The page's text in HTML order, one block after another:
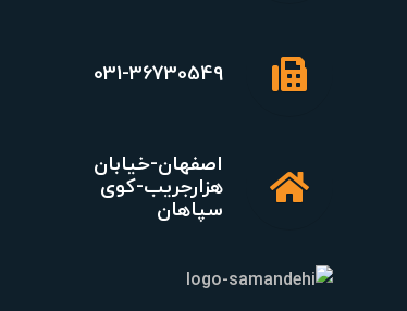
031-36730549
اصفهان-خیابان
هزارجریب-کوی
سپاهان